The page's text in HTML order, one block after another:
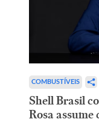
COMBUSTÍVEIS
Shell Brasil
Rosa assume